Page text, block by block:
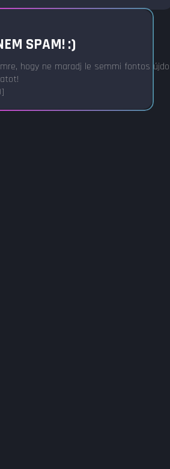
SPAM! :)
hogy ne maradj le semmi fontos